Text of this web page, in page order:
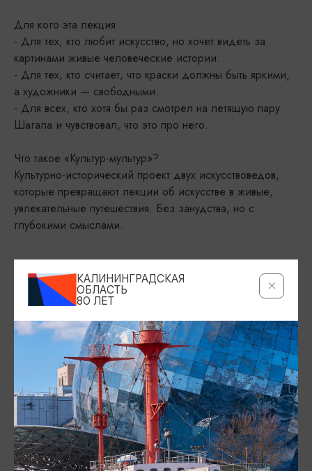
Для кого эта лекция
- Для тех, кто любит искусство, но хочет видеть за
картинами живые человеческие истории.
- Для тех, кто считает, что краски должны быть яркими,
а художники — свободными.
- Для всех, кто хотя бы раз смотрел на летящую пару
Шагала и чувствовал, что это про него.
Что такое «Культур-мультур»?
Культурно-исторический проект двух искусствоведов,
которые превращают лекции об искусстве в живые,
увлекательные путешествия. Без занудства, но с
глубокими смыслами.
10.07.2026, 16:00
Арт-пространство «Янтарь-холл», ул. Ленина, 11, Светлогорск
Показать на карте
ТЕЛЕФОН
+7 (4012) 300-111
ВОЗРАСТНЫЕ ОГРАНИЧЕНИЯ
12+
КАЛИНИНГРАДСКАЯ
ОБЛАСТЬ
80 ЛЕТ